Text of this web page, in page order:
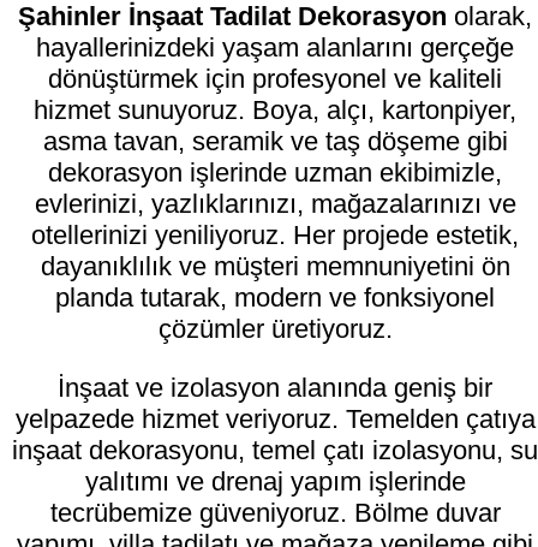
Şahinler İnşaat Tadilat Dekorasyon olarak,
hayallerinizdeki yaşam alanlarını gerçeğe
dönüştürmek için profesyonel ve kaliteli
hizmet sunuyoruz. Boya, alçı, kartonpiyer,
asma tavan, seramik ve taş döşeme gibi
dekorasyon işlerinde uzman ekibimizle,
evlerinizi, yazlıklarınızı, mağazalarınızı ve
otellerinizi yeniliyoruz. Her projede estetik,
dayanıklılık ve müşteri memnuniyetini ön
planda tutarak, modern ve fonksiyonel
çözümler üretiyoruz.
İnşaat ve izolasyon alanında geniş bir
yelpazede hizmet veriyoruz. Temelden çatıya
inşaat dekorasyonu, temel çatı izolasyonu, su
yalıtımı ve drenaj yapım işlerinde
tecrübemize güveniyoruz. Bölme duvar